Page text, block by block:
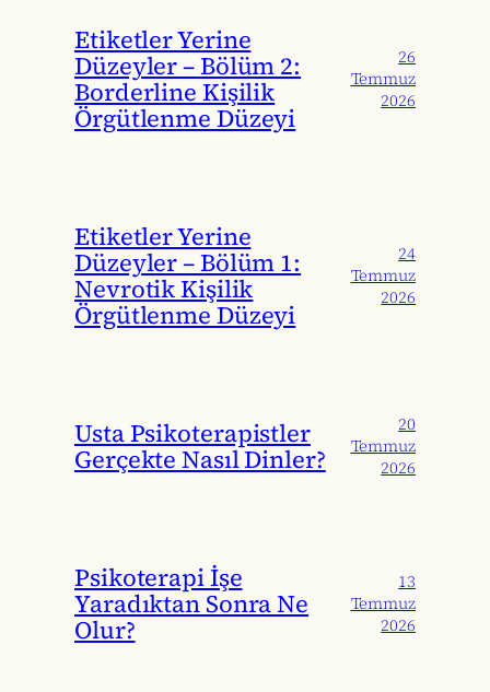
Etiketler Yerine
Düzeyler – Bölüm 2:
Borderline Kişilik
Örgütlenme Düzeyi
26
Temmuz
2026
Etiketler Yerine
Düzeyler – Bölüm 1:
Nevrotik Kişilik
Örgütlenme Düzeyi
24
Temmuz
2026
Usta Psikoterapistler
Gerçekte Nasıl Dinler?
20
Temmuz
2026
Psikoterapi İşe
Yaradıktan Sonra Ne
Olur?
13
Temmuz
2026